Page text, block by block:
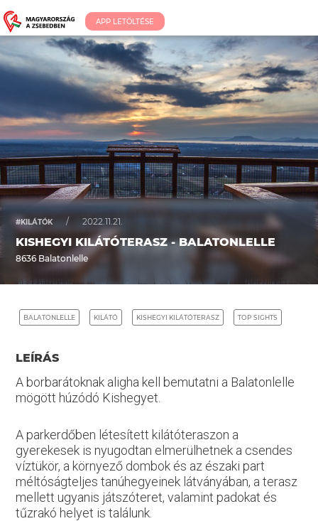
APP LETÖLTÉSE
#KILÁTÓK / 2022.11.21.
KISHEGYI KILÁTÓTERASZ - BALATONLELLE
8636 Balatonlelle
BALATONLELLE KILÁTÓ KISHEGYI KILÁTÓTERASZ TOP SIGHTS
LEÍRÁS
A borbarátoknak aligha kell bemutatni a Balatonlelle
mögött húzódó Kishegyet.
A parkerdőben létesített kilátóteraszon a
gyerekesek is nyugodtan elmerülhetnek a csendes
víztükör, a környező dombok és az északi part
méltóságteljes tanúhegyeinek látványában, a terasz
mellett ugyanis játszóteret, valamint padokat és
tűzrakó helyet is találunk.